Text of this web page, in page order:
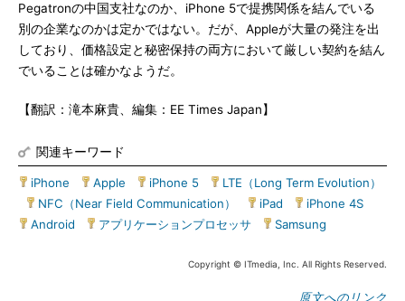
Pegatronの中国支社なのか、iPhone 5で提携関係を結んでいる
別の企業なのかは定かではない。だが、Appleが大量の発注を出
しており、価格設定と秘密保持の両方において厳しい契約を結ん
でいることは確かなようだ。
【翻訳：滝本麻貴、編集：EE Times Japan】
関連キーワード
iPhone Apple iPhone 5
LTE（Long Term Evolution）
NFC（Near Field Communication） iPad iPhone 4S
Android
アプリケーションプロセッサ Samsung
Copyright © ITmedia, Inc. All Rights Reserved.
原文へのリンク